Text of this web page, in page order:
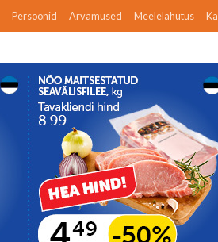
Persoonid Arvamused Meelelahutus